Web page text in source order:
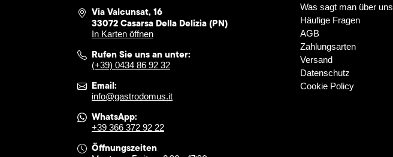
Via Valcunsat, 16
33072 Casarsa Della Delizia (PN)
In Karten öffnen
Rufen Sie uns an unter:
(+39) 0434 86 92 32
Email:
info@gastrodomus.it
WhatsApp:
+39 366 372 92 22
Öffnungszeiten
Was sagt man über uns
Häufige Fragen
AGB
Zahlungsarten
Versand
Datenschutz
Cookie Policy